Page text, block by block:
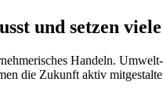
und setzen
Handeln.
die Zukunft aktiv